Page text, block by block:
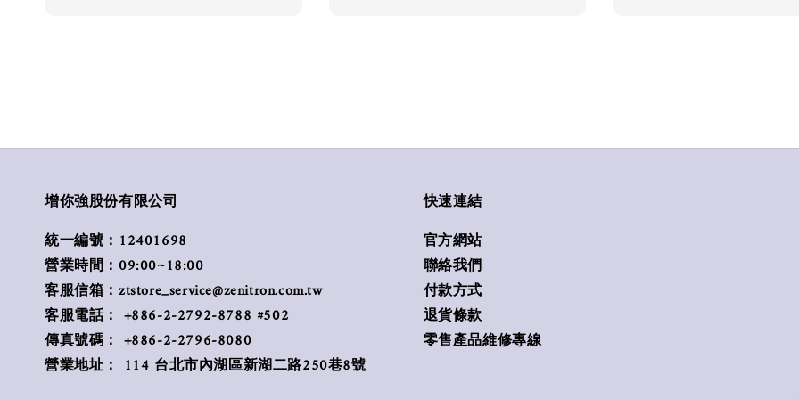
增你強股份有限公司
統一編號：12401698
營業時間：09:00~18:00
客服信箱：ztstore_service@zenitron.com.tw
客服電話： +886-2-2792-8788 #502
傳真號碼： +886-2-2796-8080
營業地址： 114 台北市內湖區新湖二路250巷8號
快速連結
官方網站
聯絡我們
付款方式
退貨條款
零售產品維修專線